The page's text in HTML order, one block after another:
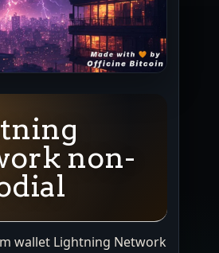
non-
wallet Lightning Network